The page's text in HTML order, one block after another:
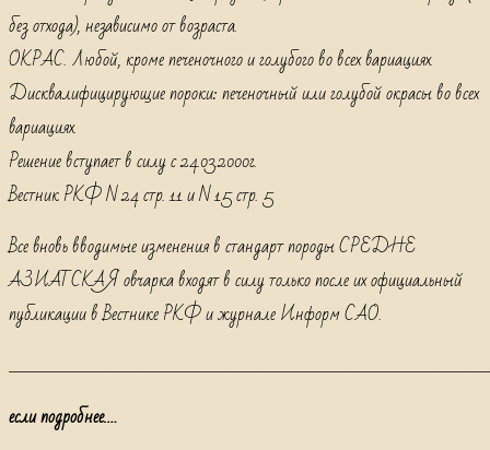
без отхода), независимо от возраста.
ОКРАС. Любой, кроме печеночного и голубого во всех вариациях.
Дисквалифицирующие пороки: печеночный или голубой окрасы во всех
вариациях.
Решение вступает в силу с 24.03.2000г.
Вестник РКФ N 24 стр. 11 и N 15 стр. 5
Все вновь вводимые изменения в стандарт породы СРЕДНЕ
АЗИАТСКАЯ овчарка входят в силу только после их официальный
публикации в Вестнике РКФ и журнале Информ САО.
если подробнее….